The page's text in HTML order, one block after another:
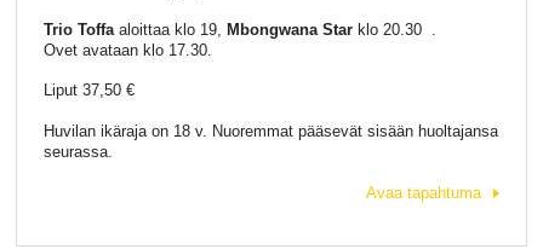
Trio Toffaaloittaa klo 19, Mbongwana Starklo 20.30 .
Ovet avataan klo 17.30.
Liput 37,50 €
Huvilan ikäraja on 18 v. Nuoremmat pääsevät sisään huoltajansa
seurassa.
Avaa tapahtuma